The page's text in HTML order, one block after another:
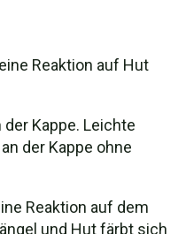
Reaktion auf Hut
der Kappe. Leichte
der Kappe ohne
Reaktion auf dem
und Hut färbt sich